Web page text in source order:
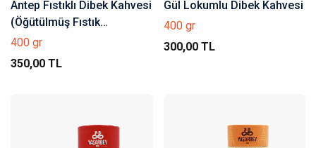
Antep Fıstıklı Dibek Kahvesi
(Öğütülmüş Fıstık
Parçacıklı)
400 gr
350,00 TL
Gül Lokumlu Dibek Kahvesi
400 gr
300,00 TL